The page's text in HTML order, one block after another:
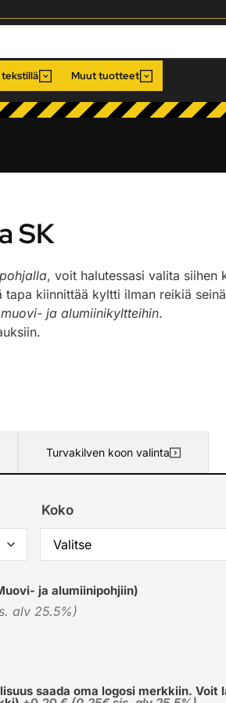
Muut tuotteet
SK
, voit halutessasi valita siihen
kiinnittää kyltti ilman reikiä
muovi- ja alumiinikyltteihin.
Turvakilven koon valinta
Koko
ja alumiinipohjiin)
alv 25.5%)
saada oma logosi merkkiin. Voit